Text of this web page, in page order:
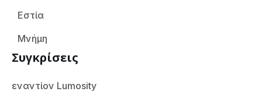
Εστία
Μνήμη
Συγκρίσεις
εναντίον Lumosity